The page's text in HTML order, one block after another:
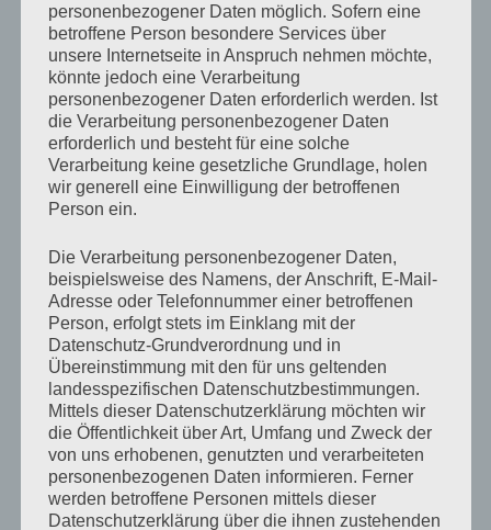
VERÖFFENTLICHT
AM
25. MAI 2022
Angelurlaub Mai 2022 – Nr. Lyngby
Der letzte Urlaub ist zwar noch nicht lange her, aber wir
Corona-Zeit verbrauchen. Nach 2 Jahren Ausfall war es
dann Anfang Mai wieder soweit, der jährliche
Angelurlaub in Dänemark konnte endlich wieder
stattfinden. Entgegen all unserer bisherigen Häuser,
ging es diesmal nach Nr. Lyngby in die Nähe des
Leuchtturmes nördlich von Hvide Sande.
Zu unserem Glück waren die Heringe Anfang Mai noch
voll da, so das wir endlich wieder ein paar zu leckerem
Salat verarbeiten können. Im Herbst und Frühjahr 2021
personenbezogener Daten möglich. Sofern eine
betroffene Person besondere Services über
unsere Internetseite in Anspruch nehmen möchte,
könnte jedoch eine Verarbeitung
personenbezogener Daten erforderlich werden. Ist
die Verarbeitung personenbezogener Daten
erforderlich und besteht für eine solche
Verarbeitung keine gesetzliche Grundlage, holen
wir generell eine Einwilligung der betroffenen
Person ein.
Die Verarbeitung personenbezogener Daten,
beispielsweise des Namens, der Anschrift, E-Mail-
Adresse oder Telefonnummer einer betroffenen
Person, erfolgt stets im Einklang mit der
Datenschutz-Grundverordnung und in
Übereinstimmung mit den für uns geltenden
landesspezifischen Datenschutzbestimmungen.
Mittels dieser Datenschutzerklärung möchten wir
die Öffentlichkeit über Art, Umfang und Zweck der
von uns erhobenen, genutzten und verarbeiteten
personenbezogenen Daten informieren. Ferner
werden betroffene Personen mittels dieser
Datenschutzerklärung über die ihnen zustehenden